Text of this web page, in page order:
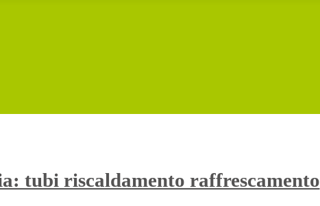
tubi riscaldamento raffrescamento